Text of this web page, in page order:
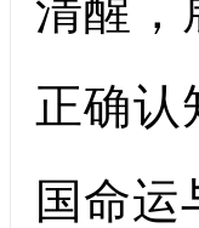
清醒，
正确认
国命运